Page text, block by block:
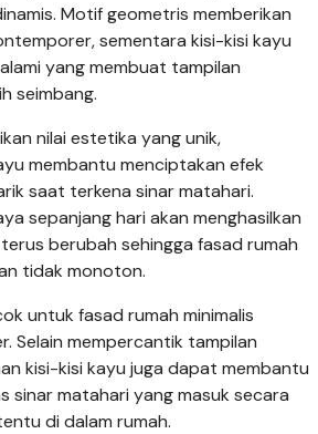
Motif geometris memberikan
sementara kisi-kisi kayu
yang membuat tampilan
seimbang.
nilai estetika yang unik,
membantu menciptakan efek
saat terkena sinar matahari.
sepanjang hari akan menghasilkan
berubah sehingga fasad rumah
tidak monoton.
untuk fasad rumah minimalis
Selain mempercantik tampilan
kisi-kisi kayu juga dapat membantu
sinar matahari yang masuk secara
di dalam rumah.